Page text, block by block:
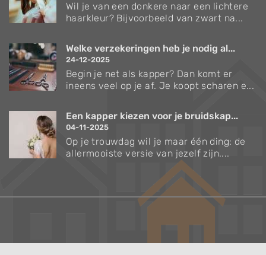
Wil je van een donkere naar een lichtere
haarkleur? Bijvoorbeeld van zwart na...
Welke verzekeringen heb je nodig al...
24-12-2025
Begin je net als kapper? Dan komt er
ineens veel op je af. Je koopt scharen e...
Een kapper kiezen voor je bruidskap...
04-11-2025
Op je trouwdag wil je maar één ding: de
allermooiste versie van jezelf zijn....